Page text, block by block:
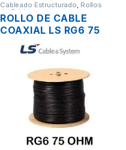
Cableado Estructurado, Rollos
de Cable
ROLLO DE CABLE
COAXIAL LS RG6 75
OHM TRIPLE
BLINDAJE
EXTERIORES
305MTS